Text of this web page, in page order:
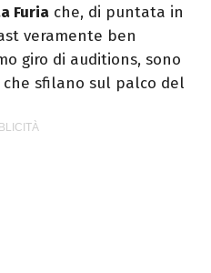
Furia che, di puntata in
veramente ben
giro di auditions, sono
sfilano sul palco del